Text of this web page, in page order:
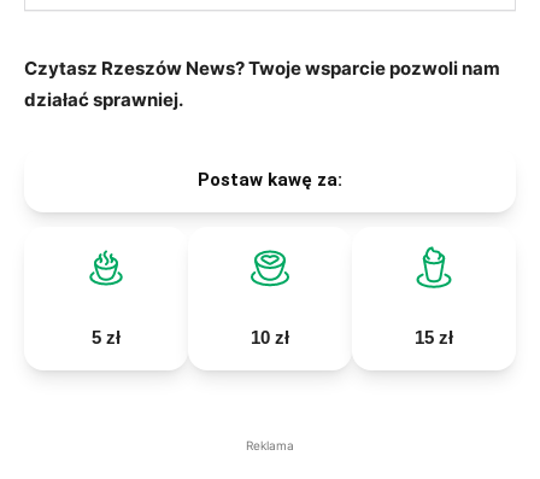
Czytasz Rzeszów News? Twoje wsparcie pozwoli nam
działać sprawniej.
Postaw kawę za:
5 zł 10 zł 15 zł
Reklama